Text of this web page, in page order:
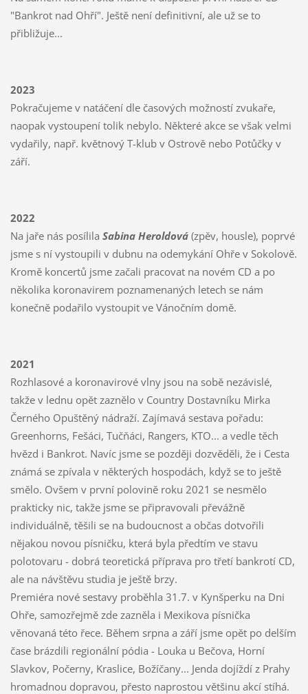
"Bankrot nad Ohří". Ještě není definitivní, ale už se to
přibližuje...
2023
Pokračujeme v natáčení dle časových možností zvukaře,
naopak vystoupení tolik nebylo. Některé akce se však velmi
vydařily, např. květnový T-klub v Ostrově nebo Potůčky v
září.
2022
Na jaře nás posílila Sabina Heroldová(zpěv, housle), poprvé
jsme s ní vystoupili v dubnu na odemykání Ohře v Sokolově.
Kromě koncertů jsme začali pracovat na novém CD a po
několika koronavirem poznamenaných letech se nám
konečně podařilo vystoupit ve Vánočním domě.
2021
Rozhlasové a koronavirové vlny jsou na sobě nezávislé,
takže v lednu opět zaznělo v Country Dostavníku Mirka
Černého Opuštěný nádraží. Zajímavá sestava pořadu:
Greenhorns, Fešáci, Tučňáci, Rangers, KTO... a vedle těch
hvězd i Bankrot. Navíc jsme se později dozvěděli, že i Cesta
známá se zpívala v některých hospodách, když se to ještě
smělo. Ovšem v první polovině roku 2021 se nesmělo
prakticky nic, takže jsme se připravovali převážně
individuálně, těšili se na budoucnost a občas dotvořili
nějakou novou písničku, která byla předtím ve stavu
polotovaru - dobrá teoretická příprava pro třetí bankrotí CD,
ale na návštěvu studia je ještě brzy.
Premiéra nové sestavy proběhla 31.7. v Kynšperku na Dni
Ohře, samozřejmě zde zazněla i Mexikova písnička
věnovaná této řece. Během srpna a září jsme opět po delším
čase brázdili regionální pódia - Louka u Bečova, Horní
Slavkov, Počerny, Kraslice, Božíčany... Jenda dojíždí z Prahy
hromadnou dopravou, přesto naprostou většinu akcí stíhá.